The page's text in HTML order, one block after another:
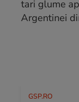
GSP.RO